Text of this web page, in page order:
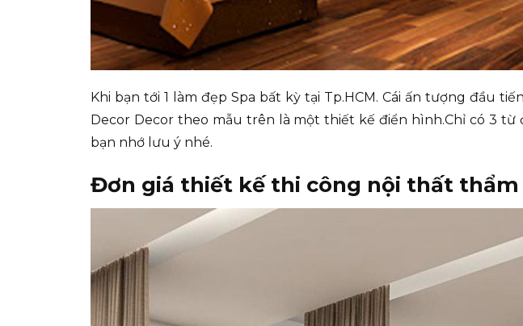
Khi bạn tới 1 làm đẹp Spa bất kỳ tại Tp.HCM. Cái ấn tượng đầu
Decor Decor theo mẫu trên là một thiết kế điển hình.Chỉ có 3 từ
bạn nhớ lưu ý nhé.
Đơn giá thiết kế thi công nội thất